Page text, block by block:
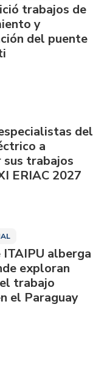
trabajos de
y
del puente
del
a
trabajos
ERIAC 2027
ITAIPU alberga
exploran
trabajo
el Paraguay